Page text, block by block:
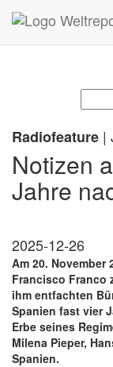
Zum Inhalt springen
Radiofeature |
Notizen
Jahre
2025-12-26
Am 20. November
Francisco Franco
ihm entfachten
Spanien fast vier
Erbe seines
Milena Pieper,
Spanien.